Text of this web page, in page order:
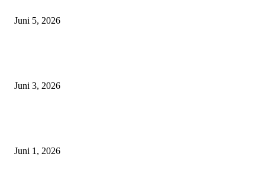
Juni 5, 2026
Juni 3, 2026
Juni 1, 2026